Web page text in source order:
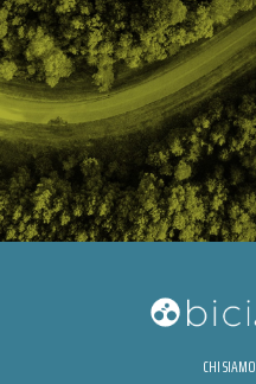
CHI SIAMO